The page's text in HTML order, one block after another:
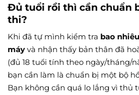
Đủ tuổi rồi thì cần chuẩn
thi?
Khi đã tự mình kiểm tra bao
máy và nhận thấy bản thân đã
(đủ 18 tuổi tính theo ngày/tháng/
bạn cần làm là chuẩn bị một bộ
Bạn không cần quá lo lắng vì thủ